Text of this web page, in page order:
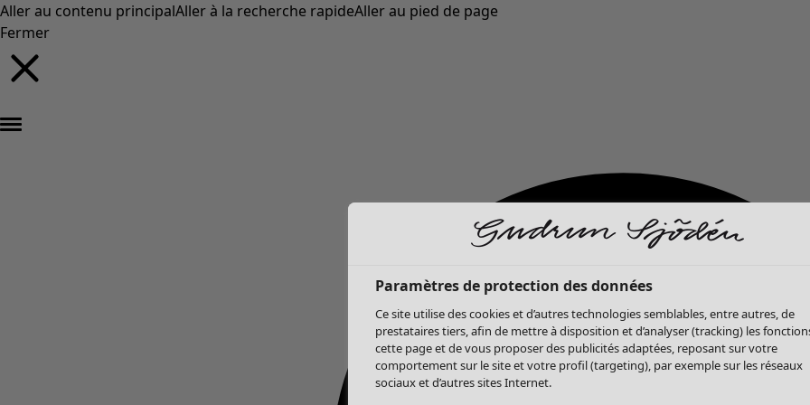
Aller au contenu principalAller à la recherche rapideAller au pied de page
Fermer
Paramètres de protection des données
Ce site utilise des cookies et d’autres technologies semblables, entre autres, de
prestataires tiers, afin de mettre à disposition et d’analyser (tracking) les
cette page et de vous proposer des publicités adaptées, reposant sur votre
comportement sur le site et votre profil (targeting), par exemple sur les réseaux
sociaux et d’autres sites Internet.